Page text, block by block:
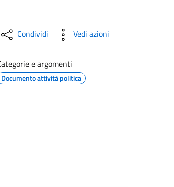
Condividi Vedi azioni
e argomenti
Documento attività politica